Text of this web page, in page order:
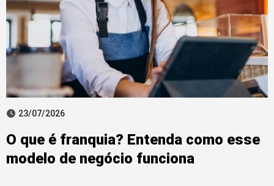
23/07/2026
O que é franquia? Entenda como esse
modelo de negócio funciona